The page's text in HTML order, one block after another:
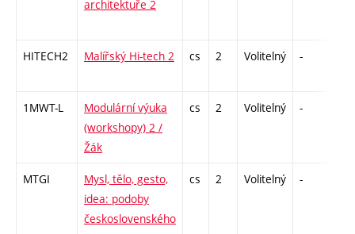
architektuře 2
HITECH2 Malířský Hi-tech 2 cs 2 Volitelný -
1MWT-L
Modulární výuka
(workshopy) 2 /
Žák
cs 2 Volitelný -
MTGI
Mysl, tělo, gesto,
idea: podoby
československého
cs 2 Volitelný -